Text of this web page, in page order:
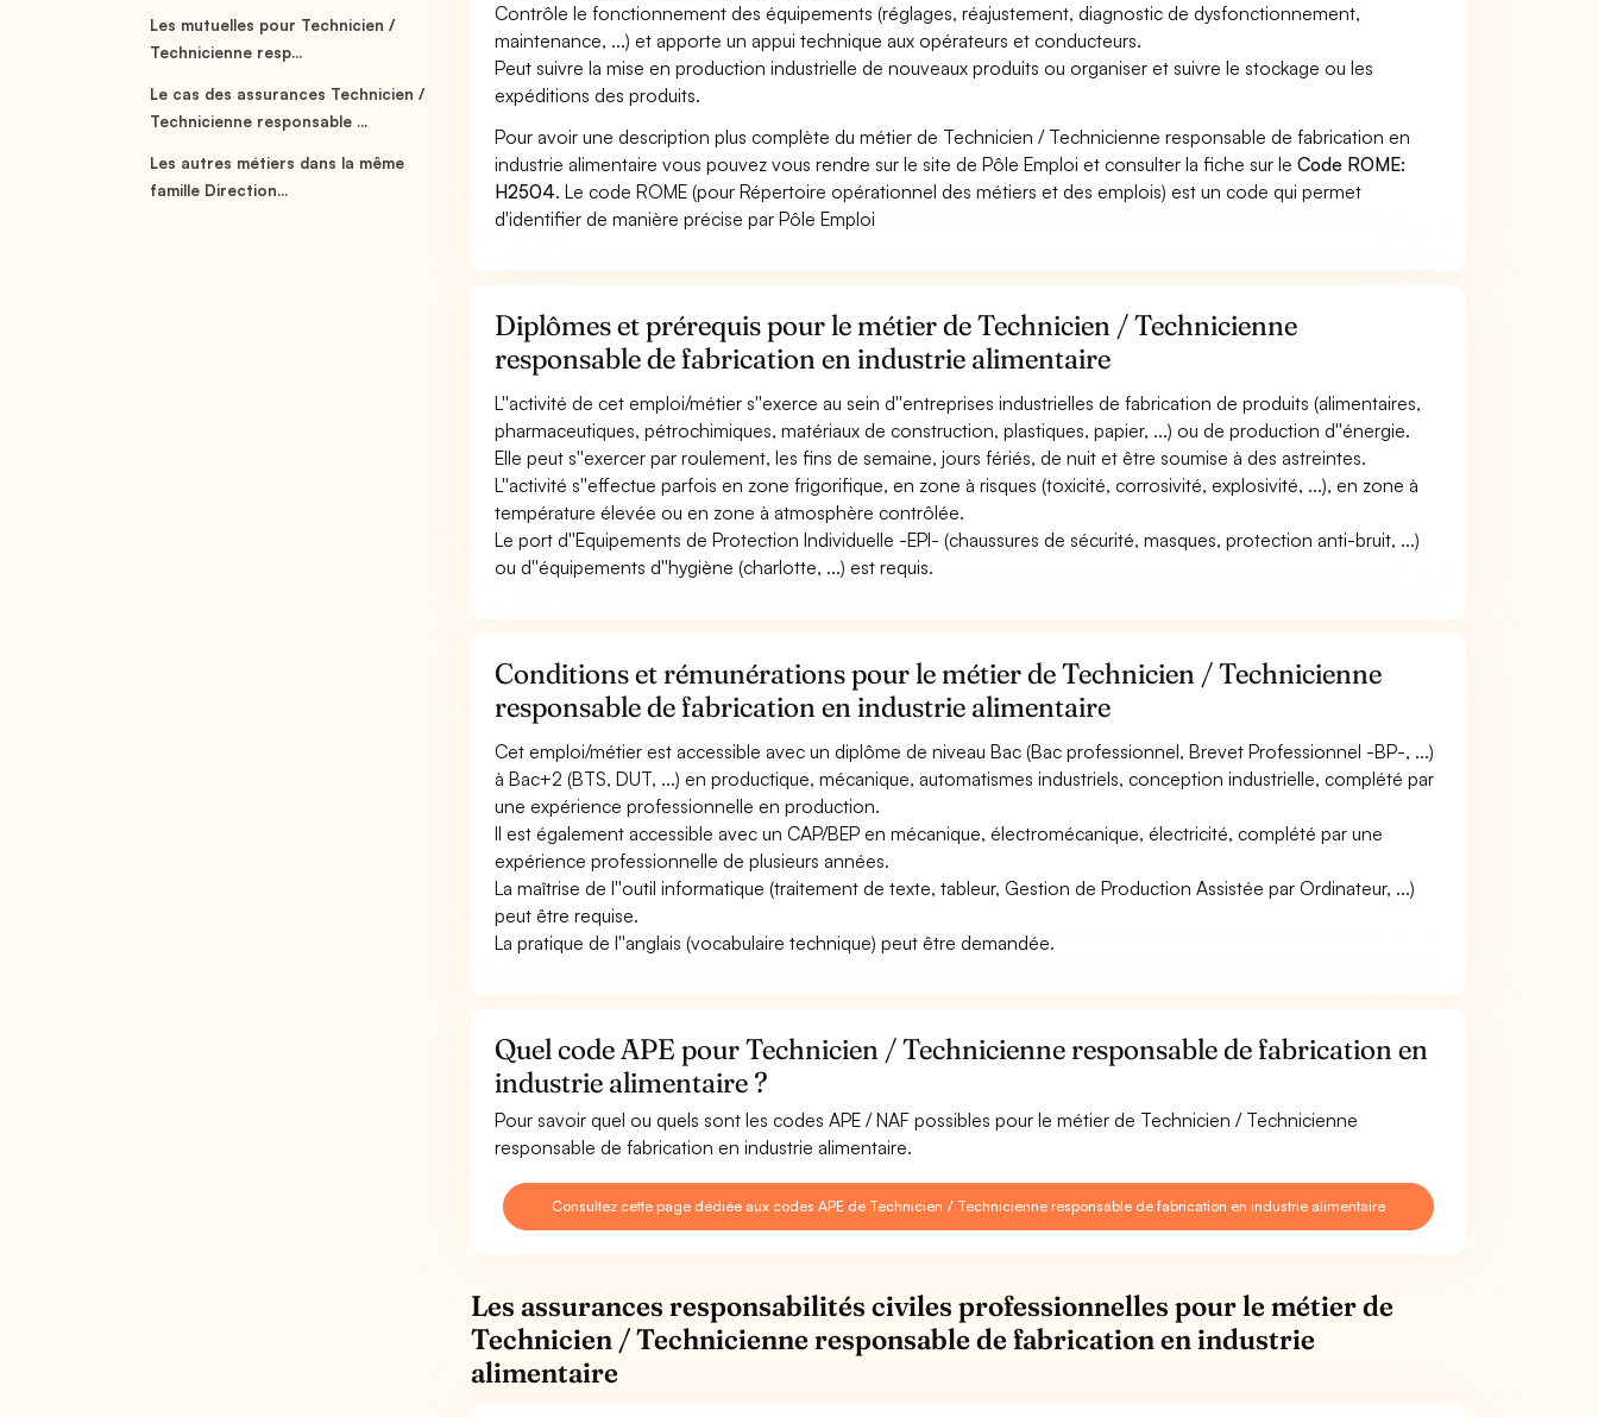
Les mutuelles pour Technicien /
Technicienne resp...
Le cas des assurances Technicien /
Technicienne responsable ...
Les autres métiers dans la même
famille Direction...
Contrôle le fonctionnement des équipements (réglages, réajustement, diagnostic de dysfonctionnement,
maintenance, ...) et apporte un appui technique aux opérateurs et conducteurs.
Peut suivre la mise en production industrielle de nouveaux produits ou organiser et suivre le stockage ou les
expéditions des produits.
Pour avoir une description plus complète du métier de Technicien / Technicienne responsable de fabrication en
industrie alimentaire vous pouvez vous rendre sur le site de Pôle Emploi et consulter la fiche sur leCode ROME:
H2504. Le code ROME (pour Répertoire opérationnel des métiers et des emplois) est un code qui permet
d'identifier de manière précise par Pôle Emploi
Diplômes et prérequis pour le métier de Technicien / Technicienne
responsable de fabrication en industrie alimentaire
L''activité de cet emploi/métier s''exerce au sein d''entreprises industrielles de fabrication de produits (alimentaires,
pharmaceutiques, pétrochimiques, matériaux de construction, plastiques, papier, ...) ou de production d''énergie.
Elle peut s''exercer par roulement, les fins de semaine, jours fériés, de nuit et être soumise à des astreintes.
L''activité s''effectue parfois en zone frigorifique, en zone à risques (toxicité, corrosivité, explosivité, ...), en zone à
température élevée ou en zone à atmosphère contrôlée.
Le port d''Equipements de Protection Individuelle -EPI- (chaussures de sécurité, masques, protection anti-bruit, ...)
ou d''équipements d''hygiène (charlotte, ...) est requis.
Conditions et rémunérations pour le métier de Technicien / Technicienne
responsable de fabrication en industrie alimentaire
Cet emploi/métier est accessible avec un diplôme de niveau Bac (Bac professionnel, Brevet Professionnel -BP-, ...)
à Bac+2 (BTS, DUT, ...) en productique, mécanique, automatismes industriels, conception industrielle, complété par
une expérience professionnelle en production.
Il est également accessible avec un CAP/BEP en mécanique, électromécanique, électricité, complété par une
expérience professionnelle de plusieurs années.
La maîtrise de l''outil informatique (traitement de texte, tableur, Gestion de Production Assistée par Ordinateur, ...)
peut être requise.
La pratique de l''anglais (vocabulaire technique) peut être demandée.
Quel code APE pour Technicien / Technicienne responsable de fabrication en
industrie alimentaire ?
Pour savoir quel ou quels sont les codes APE / NAF possibles pour le métier de Technicien / Technicienne
responsable de fabrication en industrie alimentaire.
Consultez cette page dédiée aux codes APE de Technicien / Technicienne responsable de fabrication en industrie alimentaire
Les assurances responsabilités civiles professionnelles pour le métier de
Technicien / Technicienne responsable de fabrication en industrie
alimentaire